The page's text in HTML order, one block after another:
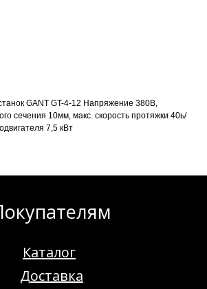
GANT GT-4-12 Напряжение 380В,
сечения 10мм, макс. скорость протяжки 40ь/
7,5 кВт
Каталог
Доставка